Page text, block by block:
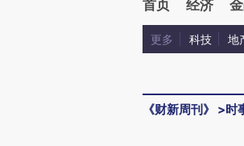
首页 经济
更多 科技 地
《财新周刊》 >时